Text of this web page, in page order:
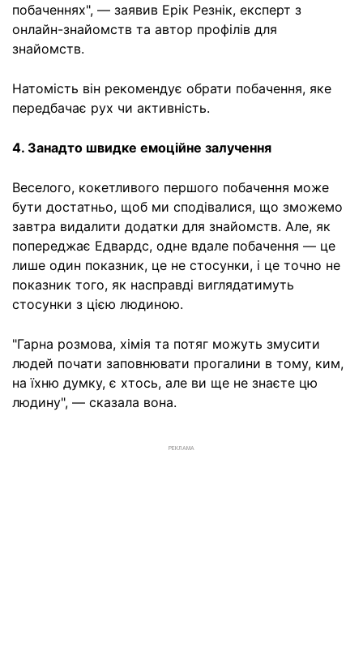
побаченнях", — заявив Ерік Резнік, експерт з
онлайн-знайомств та автор профілів для
знайомств.
Натомість він рекомендує обрати побачення, яке
передбачає рух чи активність.
4. Занадто швидке емоційне залучення
Веселого, кокетливого першого побачення може
бути достатньо, щоб ми сподівалися, що зможемо
завтра видалити додатки для знайомств. Але, як
попереджає Едвардс, одне вдале побачення — це
лише один показник, це не стосунки, і це точно не
показник того, як насправді виглядатимуть
стосунки з цією людиною.
"Гарна розмова, хімія та потяг можуть змусити
людей почати заповнювати прогалини в тому, ким,
на їхню думку, є хтось, але ви ще не знаєте цю
людину", — сказала вона.
РЕКЛАМА